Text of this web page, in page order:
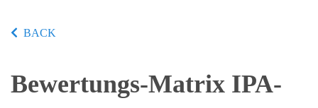
BACK
Bewertungs-Matrix IPA-